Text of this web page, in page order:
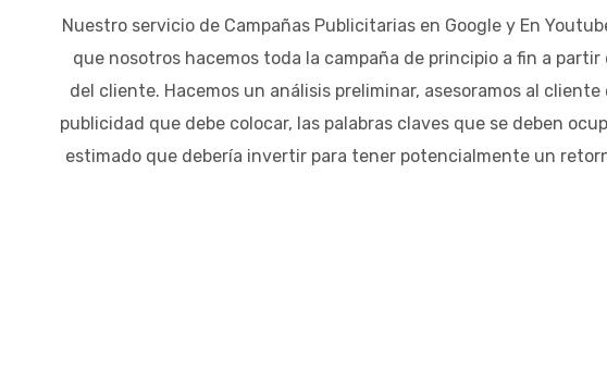
Nuestro servicio de Campañas Publicitarias en Google y En
que nosotros hacemos toda la campaña de principio a fin a
del cliente. Hacemos un análisis preliminar, asesoramos al cliente
publicidad que debe colocar, las palabras claves que se deben
estimado que debería invertir para tener potencialmente un